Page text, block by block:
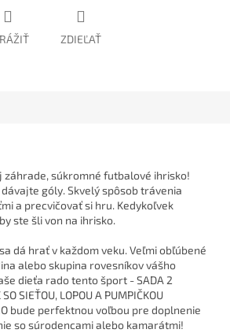
ZDIEĽAŤ
záhrade, súkromné ​​futbalové ihrisko!
dávajte góly. Skvelý spôsob trávenia
a precvičovať si hru. Kedykoľvek
ste šli von na ihrisko.
dá hrať v každom veku. Veľmi obľúbené
alebo skupina rovesníkov vášho
dieťa rado tento šport - SADA 2
SIEŤOU, LOPOU A PUMPIČKOU
bude perfektnou voľbou pre doplnenie
so súrodencami alebo kamarátmi!